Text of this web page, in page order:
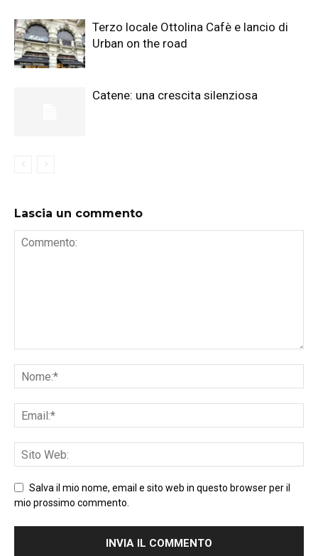
Terzo locale Ottolina Cafè e lancio di
Urban on the road
Catene: una crescita silenziosa
Lascia un commento
Salva il mio nome, email e sito web in questo browser per il
mio prossimo commento.